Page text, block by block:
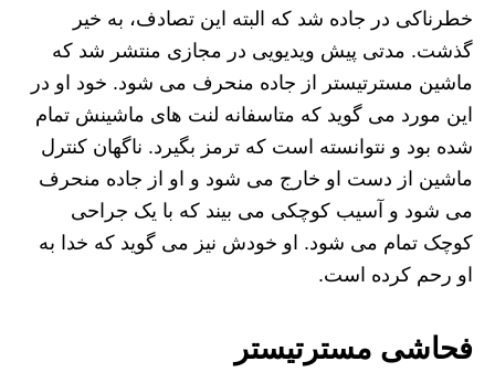
خطرناکی در جاده شد که البته این تصادف، به خیر
گذشت. مدتی پیش ویدیویی در مجازی منتشر شد که
ماشین مسترتیستر از جاده منحرف می شود. خود او در
این مورد می گوید که متاسفانه لنت های ماشینش تمام
شده بود و نتوانسته است که ترمز بگیرد. ناگهان کنترل
ماشین از دست او خارج می شود و او از جاده منحرف
می شود و آسیب کوچکی می بیند که با یک جراحی
کوچک تمام می شود. او خودش نیز می گوید که خدا به
او رحم کرده است.
فحاشی مسترتیستر